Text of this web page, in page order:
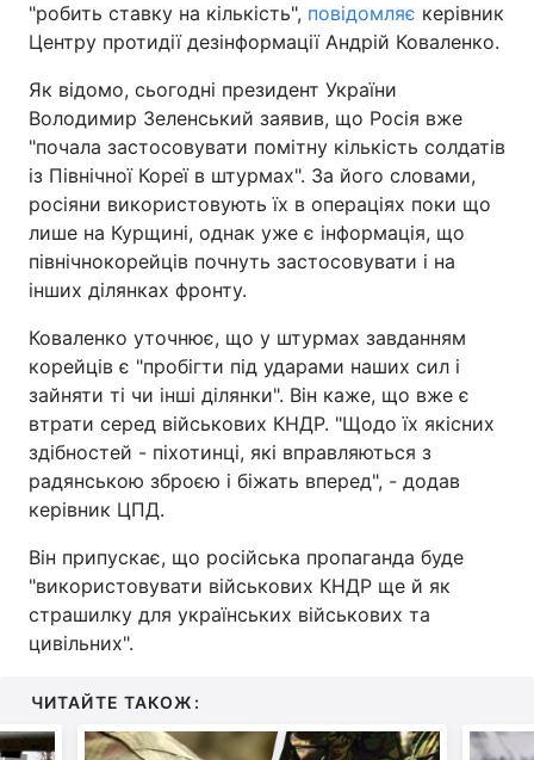
"робить ставку на кількість", повідомляє керівник
Центру протидії дезінформації Андрій Коваленко.
Як відомо, сьогодні президент України
Володимир Зеленський заявив, що Росія вже
"почала застосовувати помітну кількість солдатів
із Північної Кореї в штурмах". За його словами,
росіяни використовують їх в операціях поки що
лише на Курщині, однак уже є інформація, що
північнокорейців почнуть застосовувати і на
інших ділянках фронту.
Коваленко уточнює, що у штурмах завданням
корейців є "пробігти під ударами наших сил і
зайняти ті чи інші ділянки". Він каже, що вже є
втрати серед військових КНДР. "Щодо їх якісних
здібностей - піхотинці, які вправляються з
радянською зброєю і біжать вперед", - додав
керівник ЦПД.
Він припускає, що російська пропаганда буде
"використовувати військових КНДР ще й як
страшилку для українських військових та
цивільних".
ЧИТАЙТЕ ТАКОЖ: